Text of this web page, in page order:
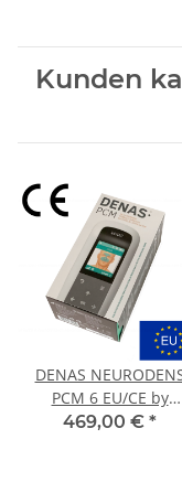
Kunden
DENAS
PCM 6 EU/CE by
Alexander Karch
469,00 € *